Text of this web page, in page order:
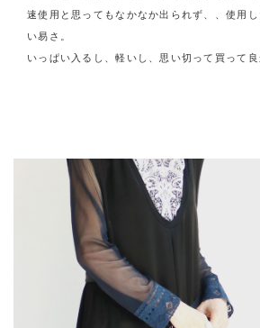
速使用と思ってもなかなか出られず、、使用
い易さ。
いっぱい入るし、軽いし、思い切って買って良